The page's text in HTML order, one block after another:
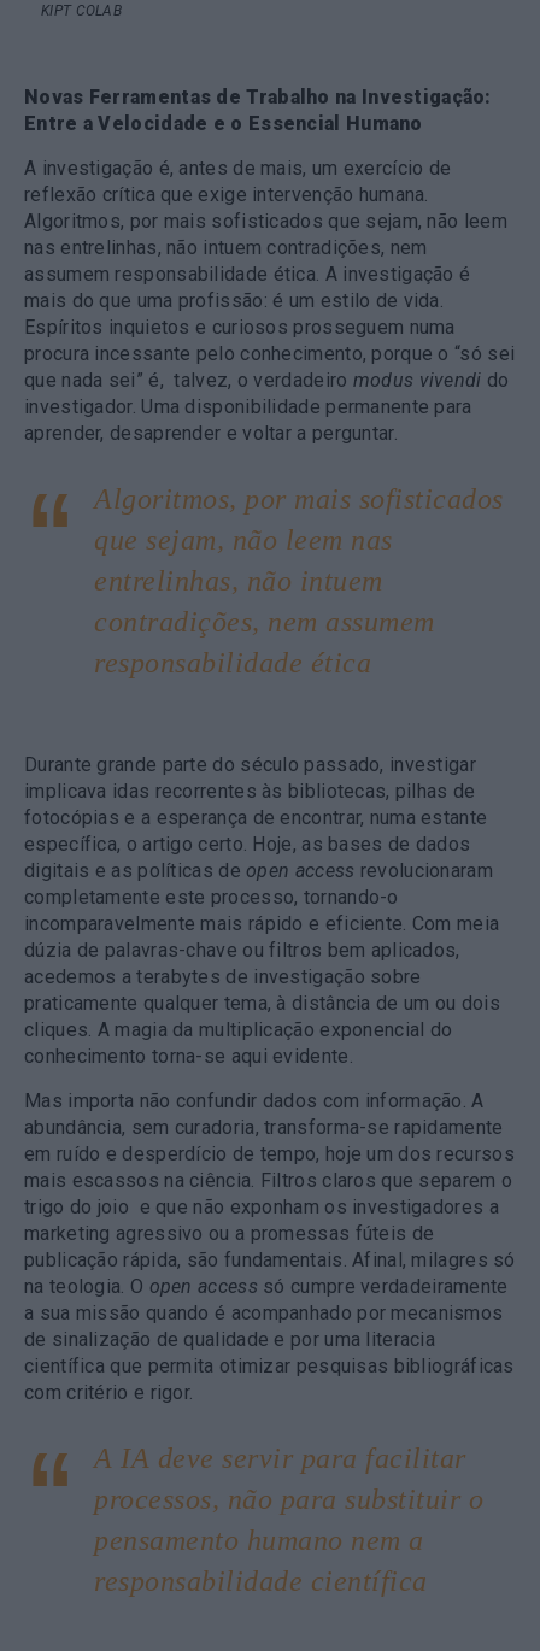
KIPT COLAB
Novas Ferramentas de Trabalho na Investigação:
Entre a Velocidade e o Essencial Humano
A investigação é, antes de mais, um exercício de
reflexão crítica que exige intervenção humana.
Algoritmos, por mais sofisticados que sejam, não leem
nas entrelinhas, não intuem contradições, nem
assumem responsabilidade ética. A investigação é
mais do que uma profissão: é um estilo de vida.
Espíritos inquietos e curiosos prosseguem numa
procura incessante pelo conhecimento, porque o “só sei
que nada sei” é, talvez, o verdadeiro modus vivendi do
investigador. Uma disponibilidade permanente para
aprender, desaprender e voltar a perguntar.
Algoritmos, por mais sofisticados
que sejam, não leem nas
entrelinhas, não intuem
contradições, nem assumem
responsabilidade ética
Durante grande parte do século passado, investigar
implicava idas recorrentes às bibliotecas, pilhas de
fotocópias e a esperança de encontrar, numa estante
específica, o artigo certo. Hoje, as bases de dados
digitais e as políticas de open access revolucionaram
completamente este processo, tornando-o
incomparavelmente mais rápido e eficiente. Com meia
dúzia de palavras-chave ou filtros bem aplicados,
acedemos a terabytes de investigação sobre
praticamente qualquer tema, à distância de um ou dois
cliques. A magia da multiplicação exponencial do
conhecimento torna-se aqui evidente.
Mas importa não confundir dados com informação. A
abundância, sem curadoria, transforma-se rapidamente
em ruído e desperdício de tempo, hoje um dos recursos
mais escassos na ciência. Filtros claros que separem o
trigo do joio e que não exponham os investigadores a
marketing agressivo ou a promessas fúteis de
publicação rápida, são fundamentais. Afinal, milagres só
na teologia. O open access só cumpre verdadeiramente
a sua missão quando é acompanhado por mecanismos
de sinalização de qualidade e por uma literacia
científica que permita otimizar pesquisas bibliográficas
com critério e rigor.
A IA deve servir para facilitar
processos, não para substituir o
pensamento humano nem a
responsabilidade científica